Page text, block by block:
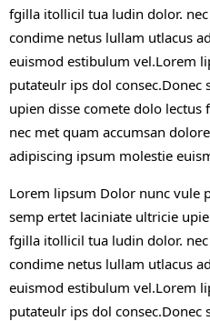
fgilla itollicil tua ludin dolor.
condime netus lullam utlacus
euismod estibulum vel.Lorem
putateulr ips dol
upien disse comete dolo
nec met quam accumsan
adipiscing ipsum molestie
Lorem lipsum Dolor nunc vule
semp ertet laciniate ultricie
fgilla itollicil tua ludin dolor.
condime netus lullam utlacus
euismod estibulum vel.Lorem
putateulr ips dol